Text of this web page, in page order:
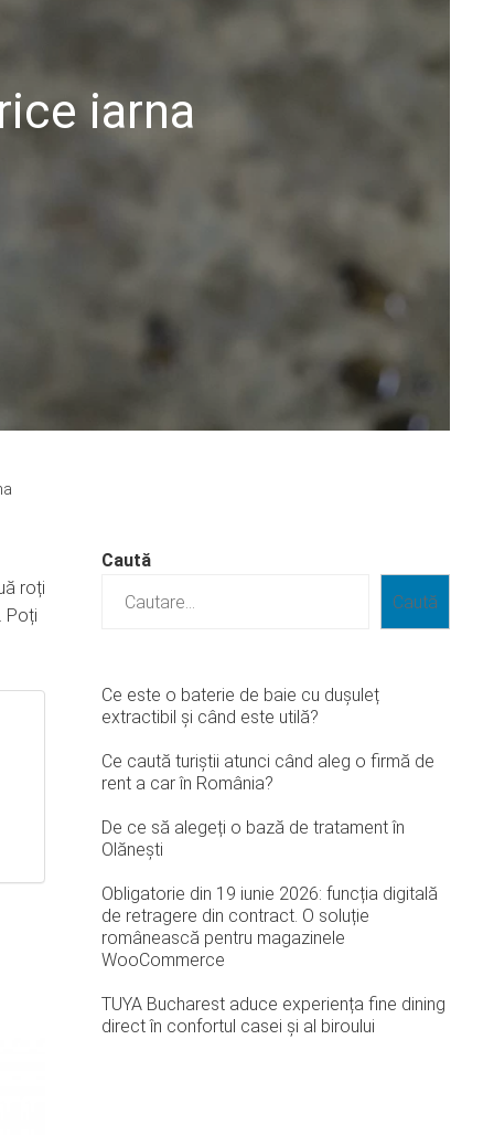
iarna
roți
Poți
Caută
Caută
Ce este o baterie de baie cu dușuleț
extractibil și când este utilă?
Ce caută turiștii atunci când aleg o firmă de
rent a car în România?
De ce să alegeți o bază de tratament în
Olănești
Obligatorie din 19 iunie 2026: funcția digitală
de retragere din contract. O soluție
românească pentru magazinele
WooCommerce
TUYA Bucharest aduce experiența fine dining
direct în confortul casei și al biroului